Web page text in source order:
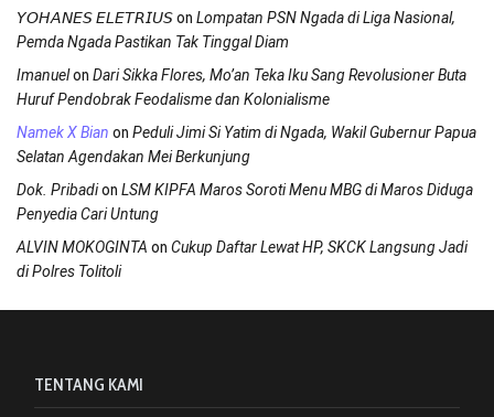
𝘠𝘖𝘏𝘈𝘕𝘌𝘚 𝘌𝘓𝘌𝘛𝘙𝘐𝘜𝘚on Lompatan PSN Ngada di Liga Nasional,
Pemda Ngada Pastikan Tak Tinggal Diam
Imanuelon Dari Sikka Flores, Mo’an Teka Iku Sang Revolusioner Buta
Huruf Pendobrak Feodalisme dan Kolonialisme
Namek X Bian on Peduli Jimi Si Yatim di Ngada, Wakil Gubernur Papua
Selatan Agendakan Mei Berkunjung
Dok. Pribadion LSM KIPFA Maros Soroti Menu MBG di Maros Diduga
Penyedia Cari Untung
ALVIN MOKOGINTA on Cukup Daftar Lewat HP, SKCK Langsung Jadi
di Polres Tolitoli
TENTANG KAMI